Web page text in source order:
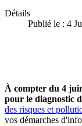
Détails
Publié le : 4
À compter du 4
pour le diagnostic
des risques et
vos démarches